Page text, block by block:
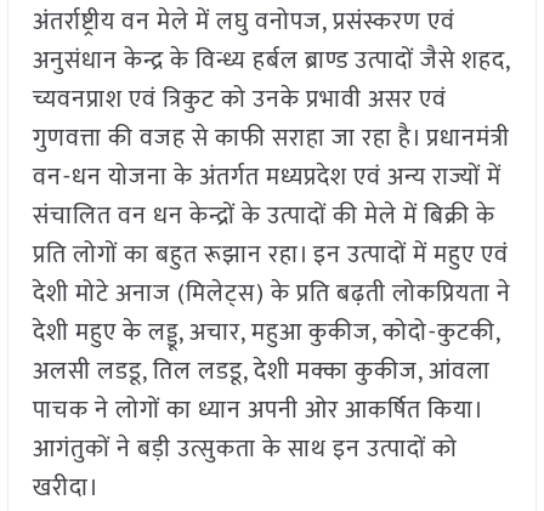
अंतर्राष्ट्रीय वन मेले में लघु वनोपज, प्रसंस्करण एवं
अनुसंधान केन्द्र के विन्ध्य हर्बल ब्राण्ड उत्पादों जैसे शहद,
च्यवनप्राश एवं त्रिकुट को उनके प्रभावी असर एवं
गुणवत्ता की वजह से काफी सराहा जा रहा है। प्रधानमंत्री
वन-धन योजना के अंतर्गत मध्यप्रदेश एवं अन्य राज्यों में
संचालित वन धन केन्द्रों के उत्पादों की मेले में बिक्री के
प्रति लोगों का बहुत रूझान रहा। इन उत्पादों में महुए एवं
देशी मोटे अनाज (मिलेट्स) के प्रति बढ़ती लोकप्रियता ने
देशी महुए के लड्डू, अचार, महुआ कुकीज, कोदो-कुटकी,
अलसी लडडू, तिल लडडू, देशी मक्का कुकीज, आंवला
पाचक ने लोगों का ध्यान अपनी ओर आकर्षित किया।
आगंतुकों ने बड़ी उत्सुकता के साथ इन उत्पादों को
खरीदा।